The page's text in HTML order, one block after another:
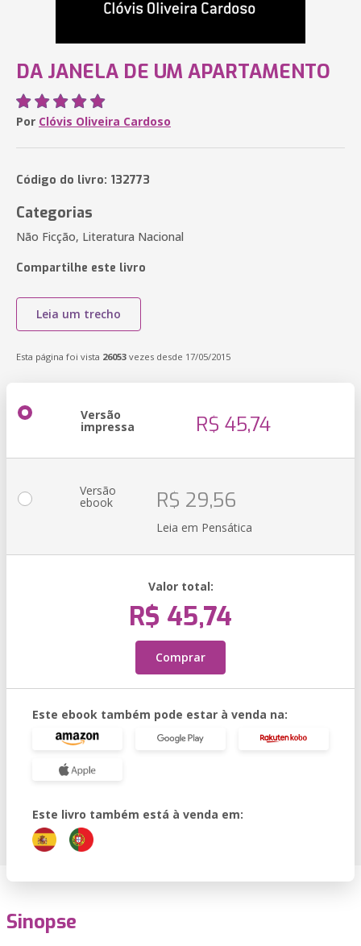
DA JANELA DE UM APARTAMENTO
Por Clóvis Oliveira Cardoso
Código do livro: 132773
Categorias
Não Ficção, Literatura Nacional
Compartilhe este livro
Leia um trecho
Esta página foi vista 26053 vezes desde 17/05/2015
Versão
impressa R$ 45,74
Versão
ebook R$ 29,56
Leia em Pensática
Valor total:
R$ 45,74
Comprar
Este ebook também pode estar à venda na:
Este livro também está à venda em:
Sinopse